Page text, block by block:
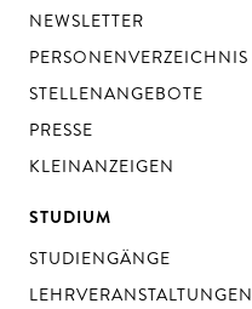
NEWSLETTER
PERSONENVERZEICHNIS
STELLENANGEBOTE
PRESSE
KLEINANZEIGEN
STUDIUM
STUDIENGÄNGE
LEHRVERANSTALTUNGEN